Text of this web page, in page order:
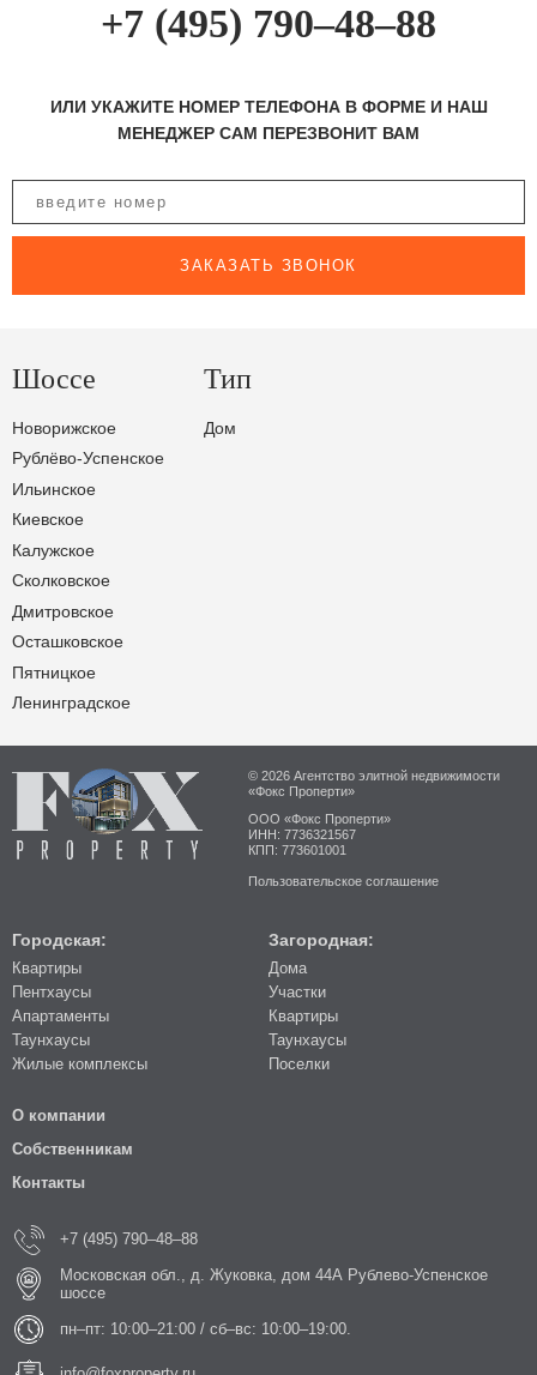
+7 (495) 790–48–88
ИЛИ УКАЖИТЕ НОМЕР ТЕЛЕФОНА В ФОРМЕ И НАШ
МЕНЕДЖЕР САМ ПЕРЕЗВОНИТ ВАМ
ЗАКАЗАТЬ ЗВОНОК
Шоссе
Новорижское
Рублёво-Успенское
Ильинское
Киевское
Калужское
Сколковское
Дмитровское
Осташковское
Пятницкое
Ленинградское
Тип
Дом
© 2026 Агентство элитной недвижимости
«Фокс Проперти»
ООО «Фокс Проперти»
ИНН: 7736321567
КПП: 773601001
Пользовательское соглашение
Городская:
Квартиры
Пентхаусы
Апартаменты
Таунхаусы
Жилые комплексы
Загородная:
Дома
Участки
Квартиры
Таунхаусы
Поселки
О компании
Собственникам
Контакты
+7 (495) 790–48–88
Московская обл., д. Жуковка, дом 44А Рублево-Успенское
шоссе
пн–пт: 10:00–21:00 / сб–вс: 10:00–19:00.